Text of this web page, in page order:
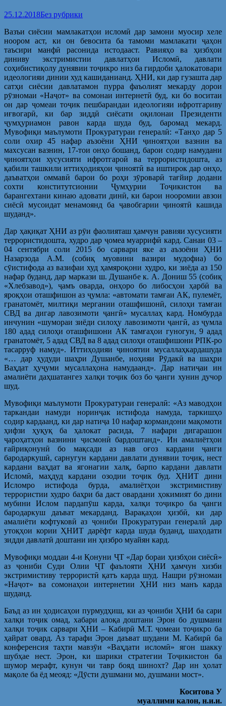
25.12.2018Без рубрики
Вазъи сиёсии мамлакатҳои исломӣ дар замони муосир хеле
ноором аст, ки он бевосита ба тамоми мамлакати ҷаҳон
таъсири манфӣ расонида истодааст. Равияҳо ва ҳизбҳои
диниву экстримистии давлатҳои Исломӣ, давлати
соҳибистиқолу дунявии тоҷикро низ ба гирдоби ҳалокатовари
идеологияи динии худ кашиданианд. ҲНИ, ки дар гузашта дар
сатҳи сиёсии давлатамон пурра фаъолият мекарду дорои
рӯзномаи «Наҷот» ва сомонаи интернетӣ буд, ки бо воситаи
он дар ҷомеаи тоҷик пешбарандаи идеологияи ифротгариву
иғвогарӣ, ки бар зиддӣ сиёсати оқилонаи Президенти
ҷумҳуриамон равон карда шуда буд, баромад мекард.
Мувофиқи маълумоти Прокуратураи генералӣ: «Танҳо дар 5
соли охир 45 нафар аъзоёни ҲНИ ҷиноятҳои вазнин ва
махсусан вазнин, 17-тои онҳо бошанд, барои содир намудани
ҷиноятҳои хусусияти ифротгароӣ ва террористидошта, аз
қабили ташкили иттиҳодияҳои ҷиноятӣ ва иштирок дар онҳо,
даъватҳои оммавӣ барои бо роҳи зӯроварӣ тағйир додани
сохти конститутсионии Ҷумҳурии Тоҷикистон ва
барангехтани кинаю адовати динӣ, ки барои нооромии авзои
сиёсӣ мусоидат менамоянд ба ҷавобгарии ҷиноятӣ кашида
шуданд».
Дар ҳақиқат ҲНИ аз рӯи фаолияташ ҳамчун равияи хусусияти
террористидошта, худро дар ҷомеа муаррифӣ кард. Санаи 03 –
04 сентябри соли 2015 бо сарвари яке аз аъзоёни ҲНИ
Назарзода А.М. (собиқ муовини вазири мудофиа) бо
сӯистифода аз вазифаи худ ҳамяроқони худро, ки зиёда аз 150
нафар буданд, дар маркази ш. Душанбе к. А. Дониш 55 (собиқ
«Хлебзавод»), ҷамъ оварда, онҳоро бо либосҳои ҳарбӣ ва
яроқҳои оташфишон аз ҷумла: «автомати тамғаи АК, пулемёт,
гранатомёт, милтиқи мергании оташфишонӣ, силоҳи тамғаи
СВД ва дигар лавозимоти ҷангӣ» мусаллаҳ кард. Номбурда
инчунин «шумораи зиёди силоҳу лавозимоти ҷангӣ, аз ҷумла
180 адад силоҳи оташфишони АК тамғаҳои гуногун, 9 адад
гранатомёт, 5 адад СВД ва 8 адад силоҳи оташфишони РПК-ро
тасарруф намуд». Иттиҳодияи ҷиноятии мусаллаҳкардашуда
«… дар ҳудуди шаҳри Душанбе, ноҳияи Рӯдакӣ ва шаҳри
Ваҳдат ҳуҷуми мусаллаҳона намудаанд». Дар натиҷаи ин
амалиёти даҳшатангез халқи тоҷик боз бо ҷанги хунин дучор
шуд.
Мувофиқи маълумоти Прокуратураи генералӣ: «Аз маводҳои
таркандаи намуди норинҷак истифода намуда, таркишҳо
содир кардаанд, ки дар натиҷа 10 нафар кормандони мақомоти
ҳифзи ҳуқуқ ба ҳалокат расида, 7 нафари дигарашон
ҷароҳатҳои вазнини ҷисмонӣ бардоштанд». Ин амалиётҳои
ғайриқонунӣ бо мақсади аз нав оғоз кардани ҷанги
бародаркушӣ, сарнугун кардани давлати дунявии тоҷик, нест
кардани ваҳдат ва ягонагии халқ, барпо кардани давлати
Исломӣ, маҳдуд кардани озодии тоҷик буд. ҲНИТ дини
Исломро истифода бурда, амалиётҳои экстримистиву
террористии худро баҳри ба даст овардани ҳокимият бо дини
мубини Ислом пардапӯш карда, халқи тоҷикро ба ҷанги
бародаркуш даъват мекарданд. Варақаҳои ҳизбӣ, ки дар
амалиёти кофтуковӣ аз ҷониби Прокуратураи генералӣ дар
утоқҳои кории ҲНИТ дарёфт карда шуда буданд, шаҳодати
зидди давлатӣ доштани ин ҳизбро муайян кард.
Мувофиқи моддаи 4-и Қонуни ҶТ «Дар бораи ҳизбҳои сиёсӣ»
аз ҷониби Суди Олии ҶТ фаълояти ҲНИ ҳамчун хизби
экстримистиву террористӣ қатъ карда шуд. Нашри рӯзномаи
«Наҷот» ва сомонаҳои интернетии ҲНИ низ манъ карда
шуданд.
Баъд аз ин ҳодисаҳои пурмудҳиш, ки аз ҷониби ҲНИ ба сари
халқи тоҷик омад, хабари алоқа доштани Эрон бо душмани
халқи тоҷик сарвари ҲНИ – Кабирӣ М.Т. ҷомеаи тоҷикро ба
ҳайрат овард. Аз тарафи Эрон даъват шудани М. Кабирӣ ба
конференсия таҳти мавзӯи «Ваҳдати исломӣ» ягон шакку
шубҳае нест. Эрон, ки шарики стратегии Тоҷикистон ба
шумор мерафт, кунун чи тавр бояд шинохт? Дар ин ҳолат
мақоле ба ёд меояд: «Дӯсти душмани мо, душмани мост».
Коситова У
муаллими калон, н.и.и.